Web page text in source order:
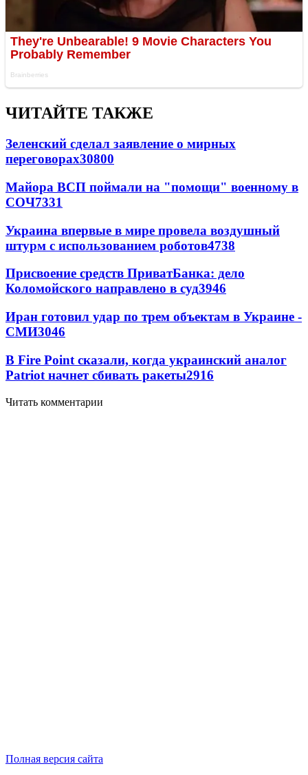
ЧИТАЙТЕ ТАКЖЕ
Зеленский сделал заявление о мирных
переговорах30800
Майора ВСП поймали на "помощи" военному в
СОЧ7331
Украина впервые в мире провела воздушный
штурм с использованием роботов4738
Присвоение средств ПриватБанка: дело
Коломойского направлено в суд3946
Иран готовил удар по трем объектам в Украине -
СМИ3046
В Fire Point сказали, когда украинский аналог
Patriot начнет сбивать ракеты2916
Читать комментарии
Полная версия сайта